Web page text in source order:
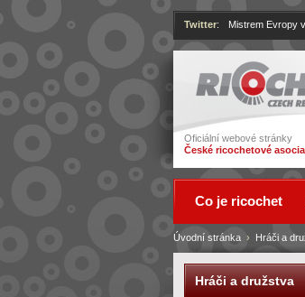
Ricochet
Oficiální webové stránky
České ricochetové
Twitter: Mistrem Evropy
Úvodní stránka › Hráči a
Co je ricochet
Hráči a družstva